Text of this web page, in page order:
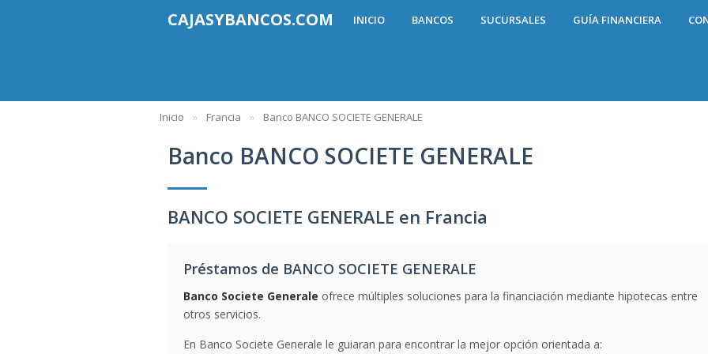
CAJASYBANCOS.COM INICIO BANCOS SUCURSALES GUÍA FINANCIERA
Inicio Francia Banco BANCO SOCIETE GENERALE
Banco BANCO SOCIETE GENERALE
BANCO SOCIETE GENERALE en Francia
Préstamos de BANCO SOCIETE GENERALE
Banco Societe Generale ofrece múltiples soluciones para la financiación mediante hipotecas entre
otros servicios.
En Banco Societe Generale le guiaran para encontrar la mejor opción orientada a: